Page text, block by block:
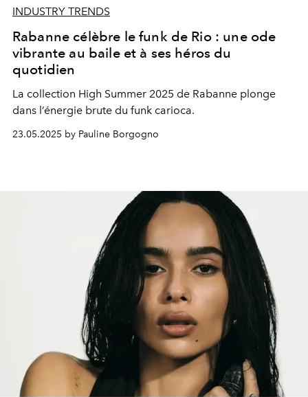
INDUSTRY TRENDS
Rabanne célèbre le funk de Rio : une ode
vibrante au baile et à ses héros du
quotidien
La collection High Summer 2025 de Rabanne plonge
dans l’énergie brute du funk carioca.
23.05.2025 by Pauline Borgogno